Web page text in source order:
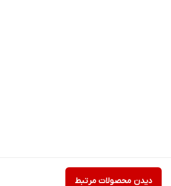
دیدن محصولات مرتبط